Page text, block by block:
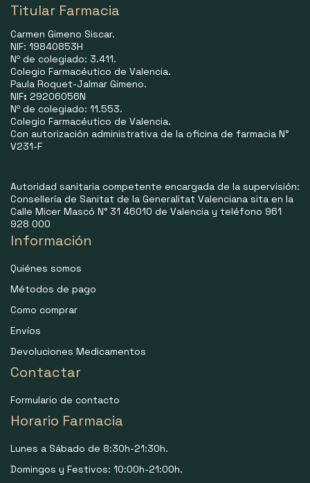
Titular Farmacia
Carmen Gimeno Siscar.
NIF: 19840853H
Nº de colegiado: 3.411.
Colegio Farmacéutico de Valencia.
Paula Roquet-Jalmar Gimeno.
NIF: 29206056N
Nº de colegiado: 11.553.
Colegio Farmacéutico de Valencia.
Con autorización administrativa de la oficina de farmacia N°
V231-F
Autoridad sanitaria competente encargada de la supervisión:
Consellería de Sanitat de la Generalitat Valenciana sita en la
Calle Micer Mascó N° 31 46010 de Valencia y teléfono 961
928 000
Información
Quiénes somos
Métodos de pago
Como comprar
Envíos
Devoluciones Medicamentos
Contactar
Formulario de contacto
Horario Farmacia
Lunes a Sábado de 8:30h-21:30h.
Domingos y Festivos: 10:00h-21:00h.